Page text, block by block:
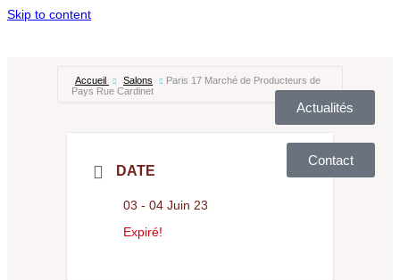
Skip to content
Actualités
Contact
Accueil Salons
Paris 17 Marché de Producteurs de
Pays Rue Cardinet
DATE
03 - 04 Juin 23
Expiré!